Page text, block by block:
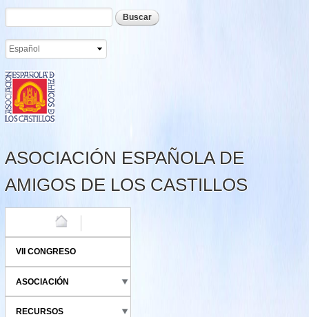
Pasar al
contenido
Formulario de búsqueda
Buscar
ASOCIACIÓN ESPAÑOLA DE
AMIGOS DE LOS CASTILLOS
VII CONGRESO
ASOCIACIÓN
RECURSOS